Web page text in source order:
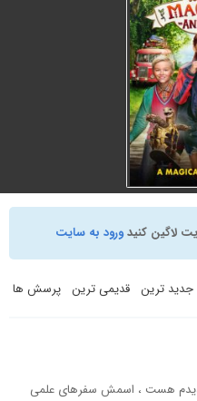
ماجراجویی,
دوبله فارسی
+ WATCHLIST
School
لاگین کنیدورود به سایت
جدید ترین قدیمی ترین پرسش ها
هست ، اسمش سفرهای علمی